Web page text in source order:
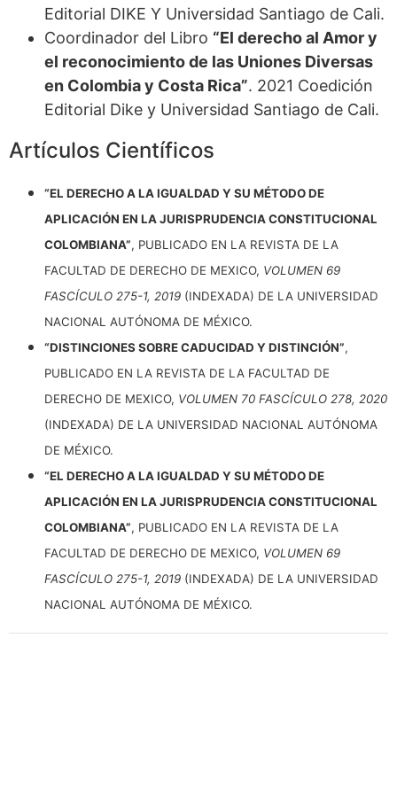
Editorial DIKE Y Universidad Santiago de Cali.
Coordinador del Libro “El derecho al Amor y
el reconocimiento de las Uniones Diversas
en Colombia y Costa Rica”. 2021 Coedición
Editorial Dike y Universidad Santiago de Cali.
Artículos Científicos
“EL DERECHO A LA IGUALDAD Y SU MÉTODO DE
APLICACIÓN EN LA JURISPRUDENCIA CONSTITUCIONAL
COLOMBIANA”, PUBLICADO EN LA REVISTA DE LA
FACULTAD DE DERECHO DE MEXICO, VOLUMEN 69
FASCÍCULO 275-1, 2019 (INDEXADA) DE LA UNIVERSIDAD
NACIONAL AUTÓNOMA DE MÉXICO.
“DISTINCIONES SOBRE CADUCIDAD Y DISTINCIÓN”,
PUBLICADO EN LA REVISTA DE LA FACULTAD DE
DERECHO DE MEXICO, VOLUMEN 70 FASCÍCULO 278, 2020
(INDEXADA) DE LA UNIVERSIDAD NACIONAL AUTÓNOMA
DE MÉXICO.
“EL DERECHO A LA IGUALDAD Y SU MÉTODO DE
APLICACIÓN EN LA JURISPRUDENCIA CONSTITUCIONAL
COLOMBIANA”, PUBLICADO EN LA REVISTA DE LA
FACULTAD DE DERECHO DE MEXICO, VOLUMEN 69
FASCÍCULO 275-1, 2019 (INDEXADA) DE LA UNIVERSIDAD
NACIONAL AUTÓNOMA DE MÉXICO.